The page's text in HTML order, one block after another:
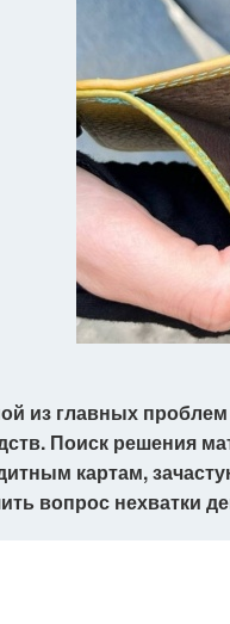
из главных
Поиск решения
картам,
вопрос нехватки